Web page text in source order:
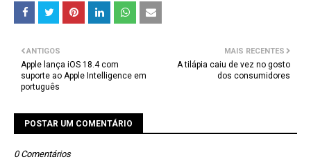
MAIS RECENTES
A tilápia caiu de vez no gosto
dos consumidores
ANTIGOS
Apple lança iOS 18.4 com
suporte ao Apple Intelligence em
português
POSTAR UM COMENTÁRIO
0 Comentários